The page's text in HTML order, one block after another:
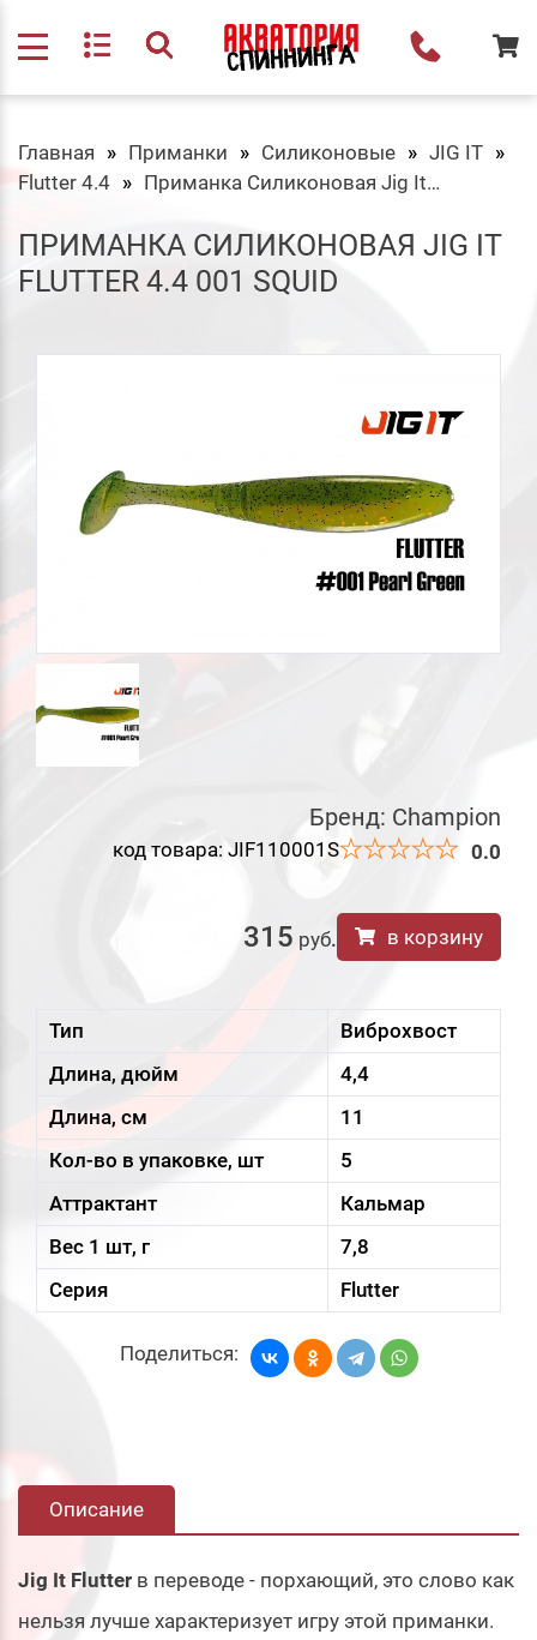
Главная Приманки Силиконовые
JIG IT
Flutter 4.4
Приманка Силиконовая Jig It Flutter 4.4 001 Squid
ПРИМАНКА СИЛИКОНОВАЯ JIG IT
FLUTTER 4.4 001 SQUID
Бренд: Champion
код товара: JIF110001S 0.0
315 руб. в корзину
Тип
Виброхвост
Длина, дюйм
4,4
Длина, см
11
Кол-во в упаковке, шт
5
Аттрактант
Кальмар
Вес 1 шт, г
7,8
Серия
Flutter
Поделиться:
Описание
Jig It Flutter в переводе - порхающий, это слово как
нельзя лучше характеризует игру этой приманки.